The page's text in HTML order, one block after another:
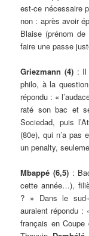
est-ce nécessaire
non : après avoir
Blaise (prénom
faire une passe
Griezmann (4): Il
philo, à la
répondu : «
raté son bac et
Sociedad, puis
(80e), qui n’a pas
un penalty,
Mbappé (6,5):
cette année…),
? » Dans le sud-
auraient répondu :
français en Coupe